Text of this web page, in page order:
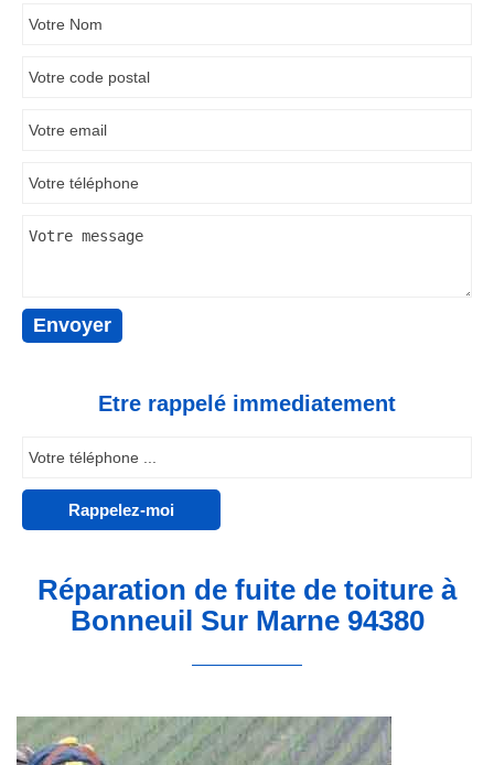
Etre rappelé immediatement
Réparation de fuite de toiture à
Bonneuil Sur Marne 94380